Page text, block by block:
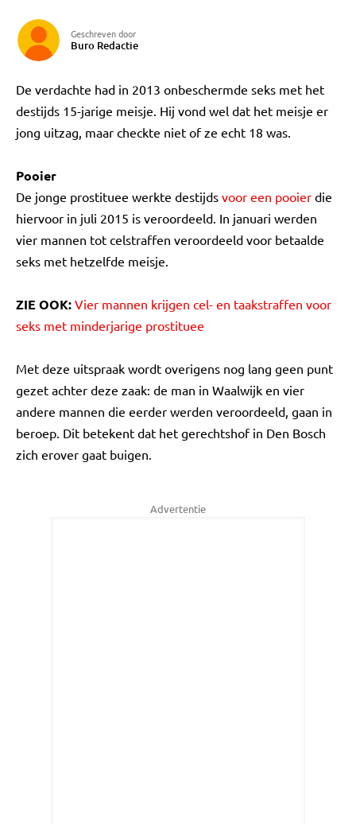
Geschreven door
Buro Redactie
De verdachte had in 2013 onbeschermde seks met het
destijds 15-jarige meisje. Hij vond wel dat het meisje er
jong uitzag, maar checkte niet of ze echt 18 was.
Pooier
De jonge prostituee werkte destijds voor een pooier die
hiervoor in juli 2015 is veroordeeld. In januari werden
vier mannen tot celstraffen veroordeeld voor betaalde
seks met hetzelfde meisje.
ZIE OOK: Vier mannen krijgen cel- en taakstraffen voor
seks met minderjarige prostituee
Met deze uitspraak wordt overigens nog lang geen punt
gezet achter deze zaak: de man in Waalwijk en vier
andere mannen die eerder werden veroordeeld, gaan in
beroep. Dit betekent dat het gerechtshof in Den Bosch
zich erover gaat buigen.
Advertentie